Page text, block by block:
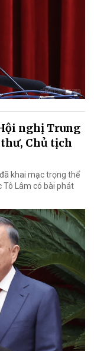
nghị Trung
Chủ tịch
khai mạc trọng thể
Tô Lâm có bài phát